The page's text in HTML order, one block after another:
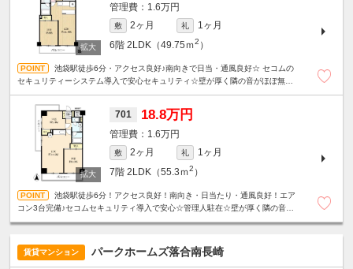
1.6万円
敷 2ヶ月 礼
1ヶ月
6階 2LDK（49.75ｍ2 ）
池袋駅徒歩6分・アクセス良好♪南向きで日当・通風良好☆ セコムの
セキュリティーシステム導入で安心セキュリティ☆壁が厚く隣の音がほぼ無し
701 18.8万円
1.6万円
敷 2ヶ月 礼
1ヶ月
7階 2LDK（55.3ｍ2 ）
池袋駅徒歩6分！アクセス良好！南向き・日当たり・通風良好！エア
コン3台完備♪セコムセキュリティ導入で安心☆管理人駐在☆壁が厚く隣の音が
賃貸マンション パークホームズ落合南長崎